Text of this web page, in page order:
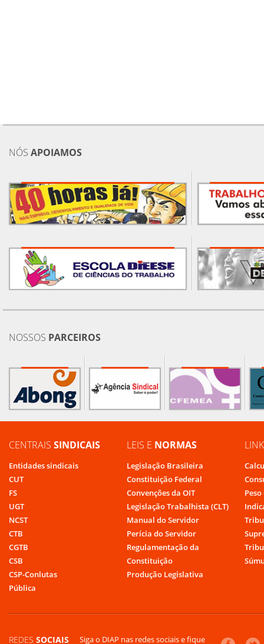
NÓS APOIAMOS
NOSSOS PARCEIROS
CENTRAIS SINDICAIS
Entidades sindicais
CUT
FS
UGT
NCST
CTB
CGTB
CSB
CSP-Conlutas
Pública
LEIS E NORMAS
Legislação Brasileira
Constituição Federal
Convenções da OIT
Legislação Trabalhista (CLT)
Manual do Servidor
Perícia do Servidor
Regulamentação da
Constituição
Produção Legislativa
REDES SOCIAIS
Siga o DIAP nas redes sociais e fique